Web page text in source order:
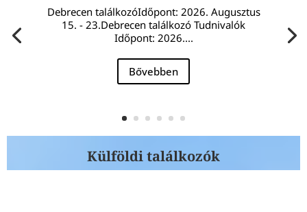
Debrecen találkozóIdőpont: 2026. Augusztus
15. - 23.Debrecen találkozó Tudnivalók
Időpont: 2026....
Bővebben
Külföldi találkozók